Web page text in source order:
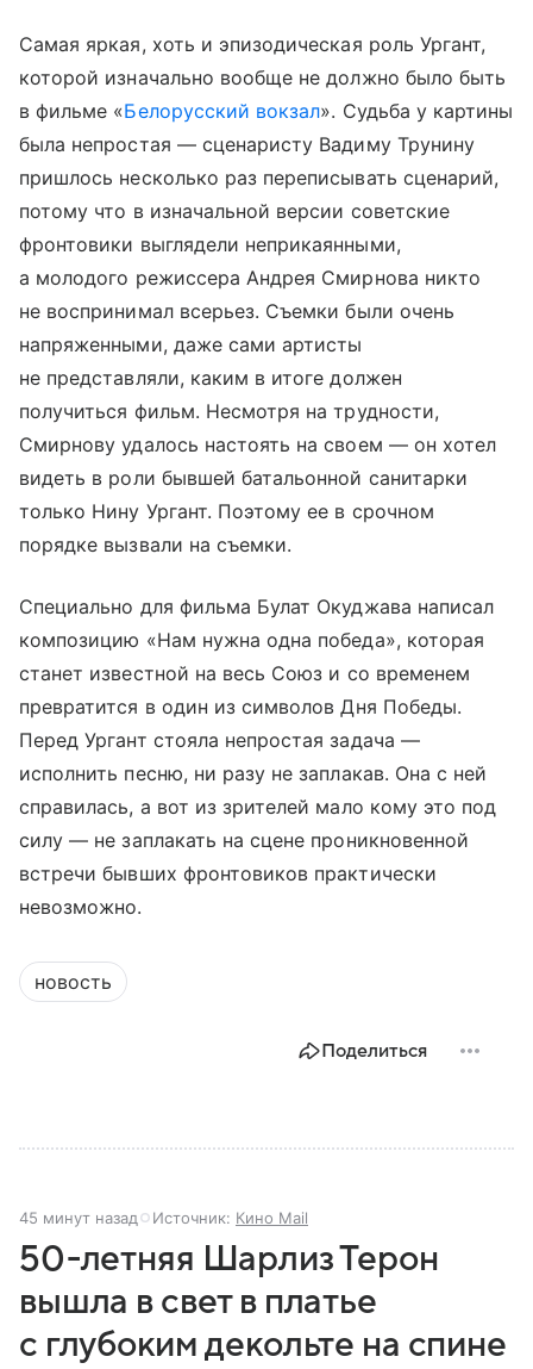
Самая яркая, хоть и эпизодическая роль Ургант,
которой изначально вообще не должно было быть
в фильме «Белорусский вокзал». Судьба у картины
была непростая — сценаристу Вадиму Трунину
пришлось несколько раз переписывать сценарий,
потому что в изначальной версии советские
фронтовики выглядели неприкаянными,
а молодого режиссера Андрея Смирнова никто
не воспринимал всерьез. Съемки были очень
напряженными, даже сами артисты
не представляли, каким в итоге должен
получиться фильм. Несмотря на трудности,
Смирнову удалось настоять на своем — он хотел
видеть в роли бывшей батальонной санитарки
только Нину Ургант. Поэтому ее в срочном
порядке вызвали на съемки.
Специально для фильма Булат Окуджава написал
композицию «Нам нужна одна победа», которая
станет известной на весь Союз и со временем
превратится в один из символов Дня Победы.
Перед Ургант стояла непростая задача —
исполнить песню, ни разу не заплакав. Она с ней
справилась, а вот из зрителей мало кому это под
силу — не заплакать на сцене проникновенной
встречи бывших фронтовиков практически
невозможно.
новость
Поделиться
45 минут назад Источник: Кино Mail
50-летняя Шарлиз Терон
вышла в свет в платье
с глубоким декольте на спине